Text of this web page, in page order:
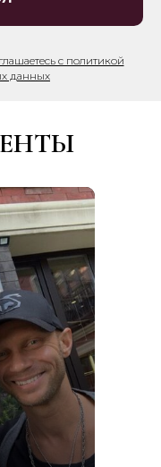
с политикой
данных